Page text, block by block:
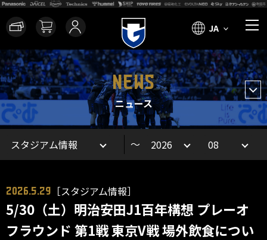
JA
NEWS
ニュース
～
2026.5.29 ［スタジアム情報］
5/30（土）明治安田J1百年構想 プレーオ
フラウンド 第1戦 東京V戦 場外飲食につい